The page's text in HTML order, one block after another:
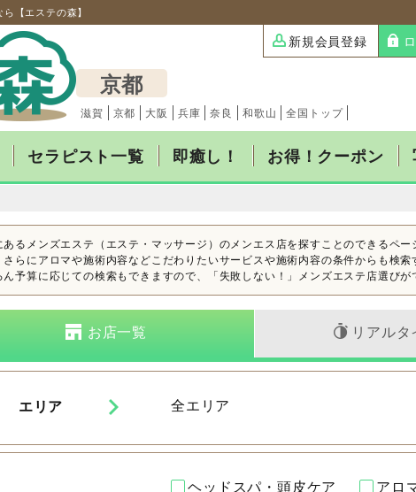
【エステの森】
京都
滋賀 京都 大阪 兵庫 奈良 和歌山 全国トップ
新規会員登録
セラピスト一覧 即癒し！ お得！クーポン
あるメンズエステ（エステ・マッサージ）のメンエス店を探すことのできるペ
さらにアロマや施術内容などこだわりたいサービスや施術内容の条件からも検索
ん予算に応じての検索もできますので、「失敗しない！」メンズエステ店選びが
お店一覧 リアルタ
エリア 全エリア
ヘッドスパ・頭皮ケア アロ